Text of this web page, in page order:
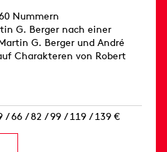
Nummern
G. Berger nach einer
G. Berger und André
Charakteren von Robert
/ 66 / 82 / 99 / 119 / 139 €